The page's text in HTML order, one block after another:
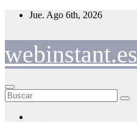
Saltar
Jue. Ago 6th, 2026
webinstant.es